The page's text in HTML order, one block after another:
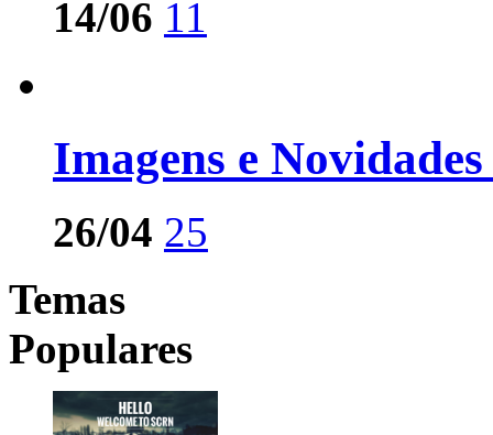
14/06 11
Imagens e
26/04 25
Temas
Populares